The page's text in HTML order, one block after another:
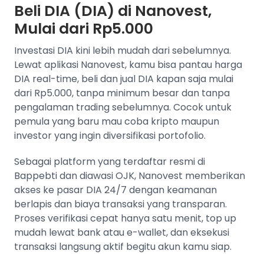
Beli DIA (DIA) di Nanovest,
Mulai dari Rp5.000
Investasi DIA kini lebih mudah dari sebelumnya.
Lewat aplikasi Nanovest, kamu bisa pantau harga
DIA real-time, beli dan jual DIA kapan saja mulai
dari Rp5.000, tanpa minimum besar dan tanpa
pengalaman trading sebelumnya. Cocok untuk
pemula yang baru mau coba kripto maupun
investor yang ingin diversifikasi portofolio.
Sebagai platform yang terdaftar resmi di
Bappebti dan diawasi OJK, Nanovest memberikan
akses ke pasar DIA 24/7 dengan keamanan
berlapis dan biaya transaksi yang transparan.
Proses verifikasi cepat hanya satu menit, top up
mudah lewat bank atau e-wallet, dan eksekusi
transaksi langsung aktif begitu akun kamu siap.